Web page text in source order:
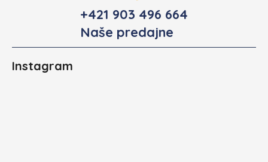
+421 903 496 664
Naše predajne
Instagram